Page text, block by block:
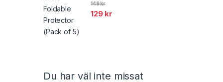
129 kr
149kr
Brands Carousel
Du har väl inte missat